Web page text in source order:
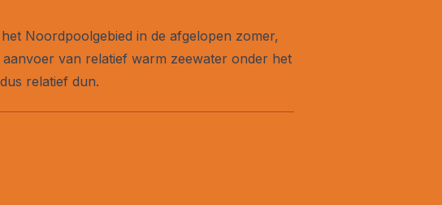
Noordpoolgebied in de afgelopen zomer,
van relatief warm zeewater onder het
relatief dun.